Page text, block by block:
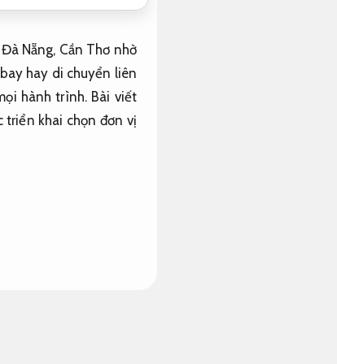
Nẵng, Cần Thơ nhờ
hay di chuyển liên
hành trình. Bài viết
triển khai chọn đơn vị